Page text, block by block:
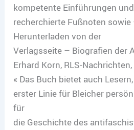
kompetente Einführungen
recherchierte Fußnoten sowie
Herunterladen von der
Verlagsseite – Biografien der
Erhard Korn, RLS-
« Das Buch bietet auch
erster Linie für Bleicher
für
die Geschichte des